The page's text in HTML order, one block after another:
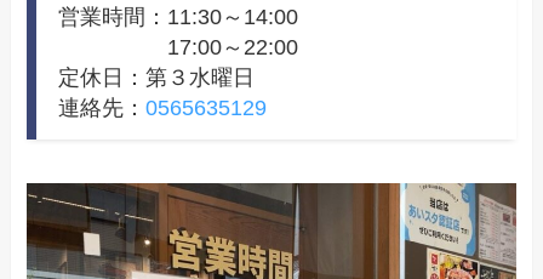
営業時間：11:30～14:00
17:00～22:00
定休日：第３水曜日
連絡先：0565635129